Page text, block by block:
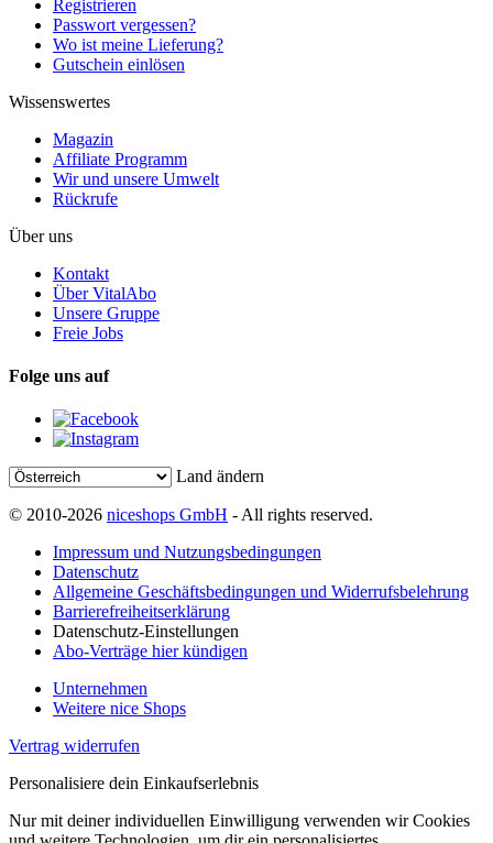
Registrieren
Passwort vergessen?
Wo ist meine Lieferung?
Gutschein einlösen
Wissenswertes
Magazin
Affiliate Programm
Wir und unsere Umwelt
Rückrufe
Über uns
Kontakt
Über VitalAbo
Unsere Gruppe
Freie Jobs
Folge uns auf
Land ändern
© 2010-2026 niceshops GmbH - All rights reserved.
Impressum und Nutzungsbedingungen
Datenschutz
Allgemeine Geschäftsbedingungen und Widerrufsbelehrung
Barrierefreiheitserklärung
Datenschutz-Einstellungen
Abo-Verträge hier kündigen
Unternehmen
Weitere nice Shops
Vertrag widerrufen
Personalisiere dein Einkaufserlebnis
Nur mit deiner individuellen Einwilligung verwenden wir Cookies